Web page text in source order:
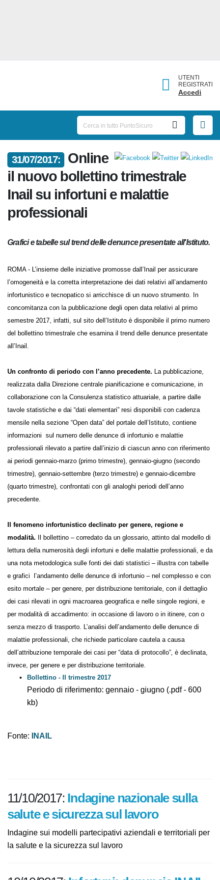
UTENTI
REGISTRATI
Accedi
31/07/2017:
Online il nuovo bollettino
trimestrale Inail su infortuni e
malattie professionali
Grafici e tabelle sul trend delle denunce presentate
ROMA - L’insieme delle iniziative promosse dall’Inail per assicurare
l’omogeneità e la corretta interpretazione dei dati relativi
all’andamento infortunistico e tecnopatico si arricchisce di un nuovo
strumento. In concomitanza con la pubblicazione degli open data
relativi al primo semestre 2017, infatti, sul sito dell’Istituto è disponibile
il primo numero del bollettino trimestrale che esamina il trend delle
Un confronto di periodo con l’anno precedente.La pubblicazione,
realizzata dalla Direzione centrale pianificazione e comunicazione, in
collaborazione con la Consulenza statistico attuariale, a partire dalle
tavole statistiche e dai “dati elementari” resi disponibili con cadenza
mensile nella sezione “Open data” del portale dell’Istituto, contiene
informazioni sul numero delle denunce di infortunio e malattie
professionali rilevato a partire dall’inizio di ciascun anno con
riferimento ai periodi gennaio-marzo (primo trimestre), gennaio-
giugno (secondo trimestre), gennaio-settembre (terzo trimestre) e
gennaio-dicembre (quarto trimestre), confrontati con gli analoghi
Il fenomeno infortunistico declinato per genere, regione e
modalità.Il bollettino – corredato da un glossario, attinto dal
modello di lettura della numerosità degli infortuni e delle malattie
professionali, e da una nota metodologica sulle fonti dei dati statistici
– illustra con tabelle e grafici l’andamento delle denunce di infortunio
– nel complesso e con esito mortale – per genere, per distribuzione
territoriale, con il dettaglio dei casi rilevati in ogni macroarea
geografica e nelle singole regioni, e per modalità di accadimento: in
occasione di lavoro o in itinere, con o senza mezzo di trasporto.
L’analisi dell’andamento delle denunce di malattie professionali, che
richiede particolare cautela a causa dell’attribuzione temporale dei casi
per “data di protocollo”, è declinata, invece, per genere e per
distribuzione territoriale.
Bollettino - II trimestre 2017
11/10/2017:Indagine nazionale
sulla salute e sicurezza sul lavoro